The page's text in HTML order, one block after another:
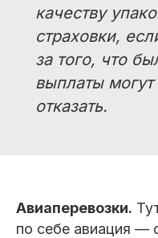
качеству
страховки,
за того, что
выплаты могут
отказать.
Авиаперевозки.
по себе авиация —